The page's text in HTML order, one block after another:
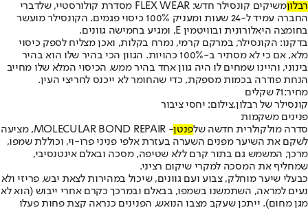
רבלון
משיקים קונסילר חדש: FLEX WEAR מסדרת קולורסטיי, שלדברי
החברה עמיד ל-24 שעות ומעניק 100% כיסוי פגמים. הקונסילר מועשר
בחומצה היאלורונית ובוויטמין E, ומגיע בחמישה גוונים.
בדקנו: הקונסילר, במרקם קרמי, נמרח בקלות, ואכן מצליח לספק כיסוי
מלא, אם כי לא מסתיר ב-100% כהויות. הגוון הכי בהיר שלו הוא בהיר
בינוני, והיינו שמחים לו היה גוון אחד בהיר ממש. הכיסוי המלא שלו מחייב
הנחת פודרה בכמות מספקת, כדי שהחומר לא ייכנס לחריצי העין.
מחיר:71 שקלים
קונסילר של רבלון,צילום: יחסי ציבור
פנינים משקמות
סדרה מולקולרית חדשה שלפנטן
- MOLECULAR BOND REPAIR, מציעה
לשקם את השיער מפנים השערה בעזרת אלפי פניני פרו-וי, וכוללת שמפו,
מרכך, המשמש גם בתור קרם ללא שטיפה, מסכה ובאלם אינטנסיבי,
שמחליף את המסכה למקרי שיקום רציני.
כבעלי שיער מוחלק, צבוע ועם גוונים, שיכול במהירות לצאת יבש, פריזי ולא
נעים למראה, השתמשנו בשמפו, בבאלם ובמרכך כקרם אחרי ייבוש (הוא לא
מגן מחום). ייתכן שעקב מצבו הנואש, הפנינים כנראה קצת פחות פעלו